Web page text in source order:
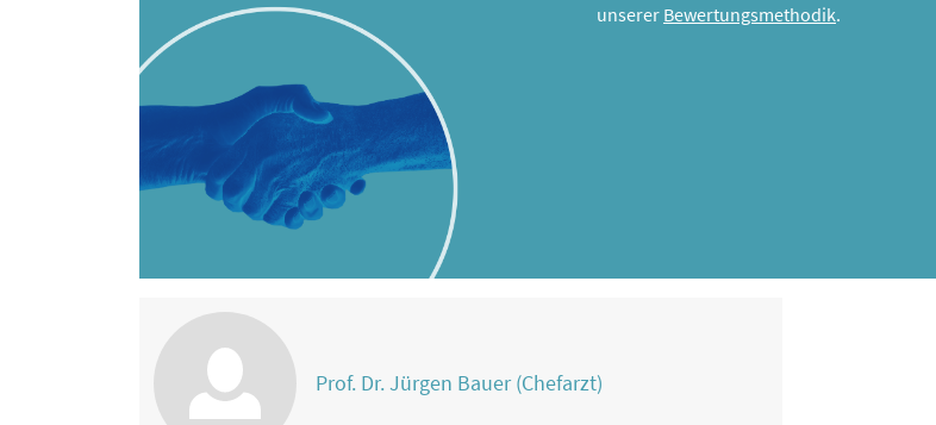
unserer Bewertungsmethodik.
Prof. Dr. Jürgen Bauer (Chefarzt)